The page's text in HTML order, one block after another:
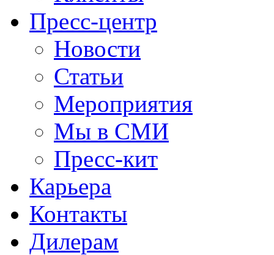
Пресс-центр
Новости
Статьи
Мероприятия
Мы в СМИ
Пресс-кит
Карьера
Контакты
Дилерам